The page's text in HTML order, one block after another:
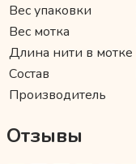
Вес упаковки
Вес мотка
Длина нити в мотке
Состав
Производитель
Отзывы